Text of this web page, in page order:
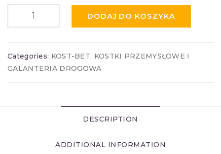
DODAJ DO KOSZYKA
Categories: KOST-BET, KOSTKI PRZEMYSŁOWE I
GALANTERIA DROGOWA
DESCRIPTION
ADDITIONAL INFORMATION